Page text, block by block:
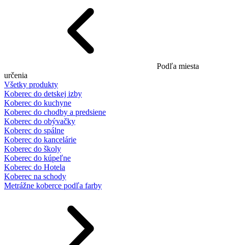
Podľa miesta
určenia
Všetky produkty
Koberec do detskej izby
Koberec do kuchyne
Koberec do chodby a predsiene
Koberec do obývačky
Koberec do spálne
Koberec do kancelárie
Koberec do školy
Koberec do kúpeľne
Koberec do Hotela
Koberec na schody
Metrážne koberce podľa farby